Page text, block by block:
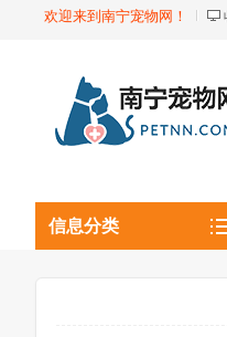
欢迎来到南宁宠物网！
信息分类